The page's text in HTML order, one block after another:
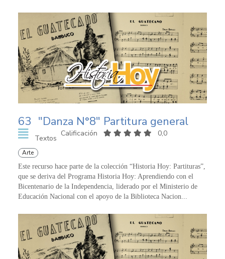
63 "Danza N°8" Partitura general
Textos
Calificación 0,0
Arte
Este recurso hace parte de la colección “Historia Hoy: Partituras”,
que se deriva del Programa Historia Hoy: Aprendiendo con el
Bicentenario de la Independencia, liderado por el Ministerio de
Educación Nacional con el apoyo de la Biblioteca Nacion...